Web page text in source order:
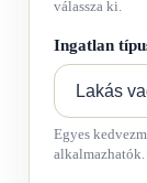
válassza ki.
Ingatlan
Egyes
alkalmazhatók.